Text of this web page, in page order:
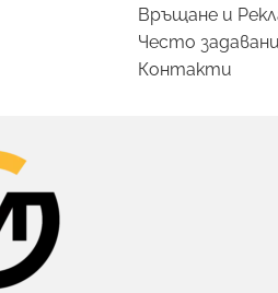
Връщане и
Често
Контакти